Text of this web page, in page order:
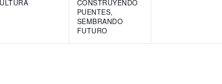
CONSTRUYENDO
PUENTES,
SEMBRANDO
FUTURO